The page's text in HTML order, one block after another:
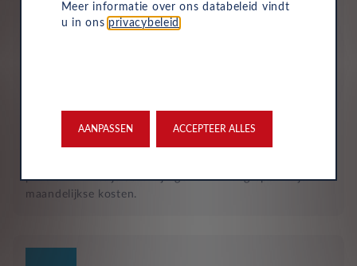
Naast het reguliere onderhoud, zijn kleine reparaties aan
glas of vervangende banden ook inbegrepen in je
problemen met je auto zijn gewoon inbegrepen in je
maandelijkse kosten.
Meer informatie over ons databeleid vindt
u in ons privacybeleid
AANPASSEN ACCEPTEER ALLES